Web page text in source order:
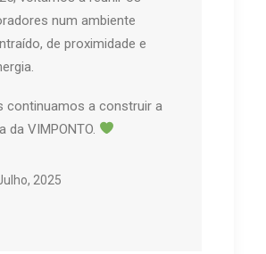
num ambiente
de proximidade e
continuamos a construir a
da VIMPONTO.
2025